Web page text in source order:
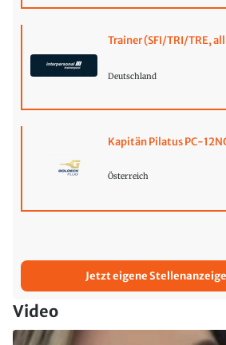
Trainer (SFI/TRI/TRE,
Deutschland
Kapitän Pilatus PC-
Österreich
Jetzt eigene
Video